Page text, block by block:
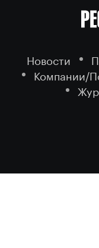
Новости
Компании/